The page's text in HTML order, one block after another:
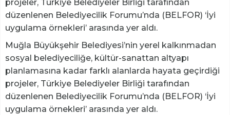
projeler, Türkiye Belediyeler Birliği tarafından
düzenlenen Belediyecilik Forumu’nda (BELFOR) ‘İyi
uygulama örnekleri’ arasında yer aldı.
Muğla Büyükşehir Belediyesi’nin yerel kalkınmadan
sosyal belediyeciliğe, kültür-sanattan altyapı
planlamasına kadar farklı alanlarda hayata geçirdiği
projeler, Türkiye Belediyeler Birliği tarafından
düzenlenen Belediyecilik Forumu’nda (BELFOR) ‘İyi
uygulama örnekleri’ arasında yer aldı.